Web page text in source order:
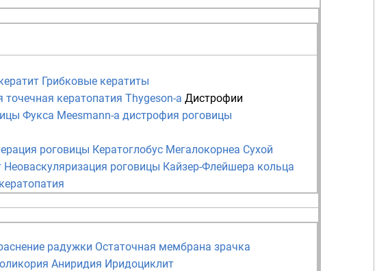
Грибковые кератиты
точечная кератопатия Thygeson-а Дистрофии
Фукса Meesmann-а дистрофия роговицы
роговицы Кератоглобус Мегалокорнеа Сухой
Неоваскуляризация роговицы Кайзер-Флейшера кольца
радужки Остаточная мембрана зрачка
Аниридия Иридоциклит